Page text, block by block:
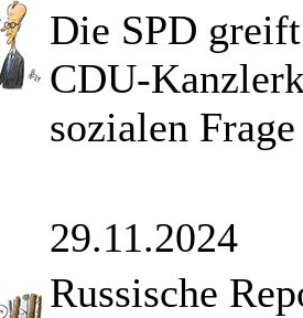
Die SPD
CDU-
sozialen
29.11.2024
Russische